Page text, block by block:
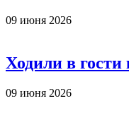
09 июня 2026
Ходили в
09 июня 2026